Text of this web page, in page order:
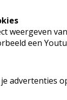
weergeven
een
advertenties